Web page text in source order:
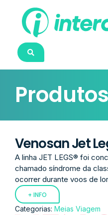
Produtos
Venosan Jet
A linha JET LEGS® foi
chamado síndrome da
ocorrer durante voos de
+ INFO
Categorias: Meias Viagem